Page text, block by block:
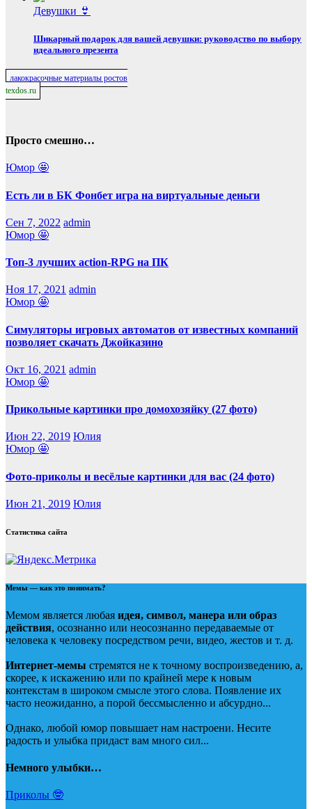
Девушки 👙
Шикарный подарок для вашей девушки: руководство по выбору
идеального презента
лакокрасочные материалы ростов
texdos.ru
Просто смешно…
Юмор 🤩
Есть ли в БК Фонбет игра на виртуальные деньги
Сен 7, 2022 admin
Юмор 🤩
Топ-3 лучших action-RPG на ПК
Ноя 17, 2021 admin
Юмор 🤩
Симуляторы игровых автоматов от известных компаний
позволяет скачать Джойказино
Окт 16, 2021 admin
Юмор 🤩
Прикольные картинки про домохозяйку (27 фото)
Июн 22, 2019 Юлия
Юмор 🤩
Фото-приколы и весёлые картинки для вас (24 фото)
Июн 21, 2019 Юлия
Статистика сайта
Мемы — как это понимать?
Мемом является любая идея, символ, манера или образ
действия, осознанно или неосознанно передаваемые от
человека к человеку посредством речи, видео, жестов и т. д.
Интернет-мемы стремятся не к точному воспроизведению, а,
скорее, к искажению или по крайней мере к новым
контекстам в широком смысле этого слова. Появление их
часто неожиданно, а порой бессмысленно и абсурдно...
Однако, любой юмор повышает нам настроени. Несите
радость и улыбка придаст вам много сил...
Немного улыбки…
Приколы 🤓